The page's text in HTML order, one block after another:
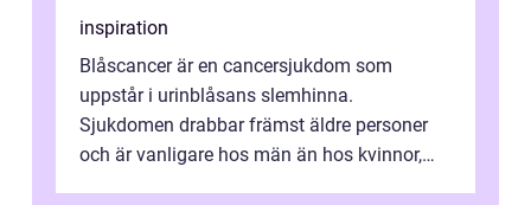
inspiration
Blåscancer är en cancersjukdom som
uppstår i urinblåsans slemhinna.
Sjukdomen drabbar främst äldre personer
och är vanligare hos män än hos kvinnor,